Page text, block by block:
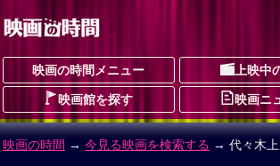
映画の時間メニュー 上映中
映画館を探す 映画ニ
映画の時間 → 今見る映画を検索する → 代々木上